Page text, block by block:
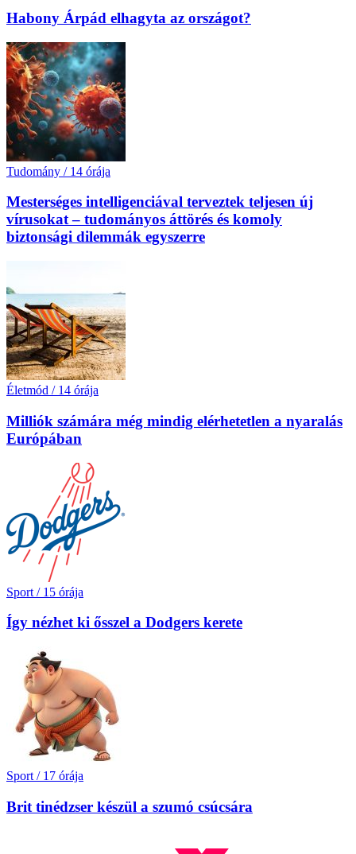
Habony Árpád elhagyta az országot?
Tudomány / 14 órája
Mesterséges intelligenciával terveztek teljesen új
vírusokat – tudományos áttörés és komoly
biztonsági dilemmák egyszerre
Életmód / 14 órája
Milliók számára még mindig elérhetetlen a nyaralás
Európában
Sport / 15 órája
Így nézhet ki ősszel a Dodgers kerete
Sport / 17 órája
Brit tinédzser készül a szumó csúcsára